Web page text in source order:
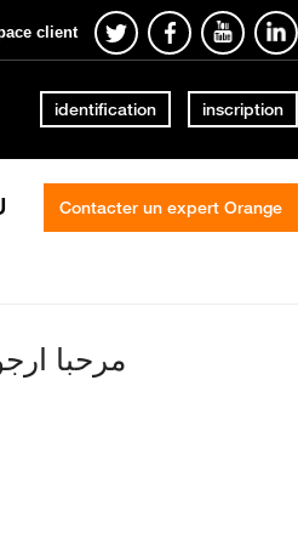
client
identification inscription
Contacter un expert Orange
مرحبا